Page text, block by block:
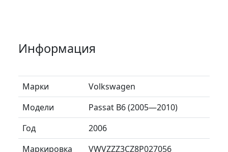
Информация
Марки
Volkswagen
Модели
Passat B6 (2005—2010)
Год
2006
Маркировка
VWVZZZ3CZ8P027056